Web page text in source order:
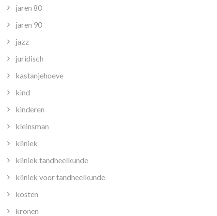
jaren 80
jaren 90
jazz
juridisch
kastanjehoeve
kind
kinderen
kleinsman
kliniek
kliniek tandheelkunde
kliniek voor tandheelkunde
kosten
kronen